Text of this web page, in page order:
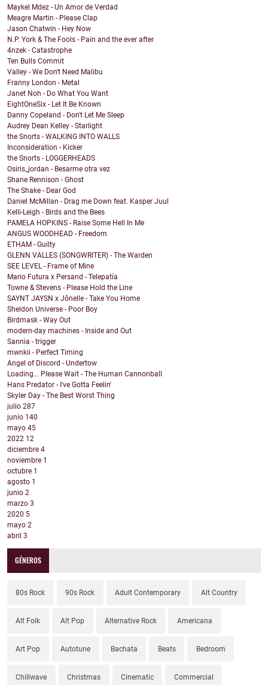
Maykel Mdez - Un Amor de Verdad
Meagre Martin - Please Clap
Jason Chatwin - Hey Now
N.P. York & The Fools - Pain and the ever after
4nzek - Catastrophe
Ten Bulls Commit
Valley - We Don't Need Malibu
Franny London - Metal
Janet Noh - Do What You Want
EightOneSix - Let It Be Known
Danny Copeland - Don't Let Me Sleep
Audrey Dean Kelley - Starlight
the Snorts - WALKING INTO WALLS
Inconsideration - Kicker
the Snorts - LOGGERHEADS
Osiris_jordan - Besarme otra vez
Shane Rennison - Ghost
The Shake - Dear God
Daniel McMillan - Drag me Down feat. Kasper Juul
Kelli-Leigh - Birds and the Bees
PAMELA HOPKINS - Raise Some Hell In Me
ANGUS WOODHEAD - Freedom
ETHAM - Guilty
GLENN VALLES (SONGWRITER) - The Warden
SEE LEVEL - Frame of Mine
Mario Futura x Persand - Telepatía
Towne & Stevens - Please Hold the Line
SAYNT JAYSN x Jônelle - Take You Home
Sheldon Universe - Poor Boy
Birdmask - Way Out
modern-day machines - Inside and Out
Sannia - trigger
mwnkii - Perfect Timing
Angel of Discord - Undertow
Loading... Please Wait - The Human Cannonball
Hans Predator - I've Gotta Feelin'
Skyler Day - The Best Worst Thing
julio 287
junio 140
mayo 45
2022 12
diciembre 4
noviembre 1
octubre 1
agosto 1
junio 2
marzo 3
2020 5
mayo 2
abril 3
GÉNEROS
80s Rock 90s Rock Adult Contemporary Alt Country
Alt Folk Alt Pop Alternative Rock Americana
Art Pop Autotune Bachata Beats Bedroom
Chillwave Christmas Cinematic Commercial